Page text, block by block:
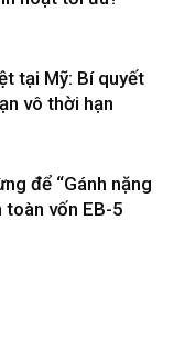
tại Mỹ: Bí quyết
vô thời hạn
để “Gánh nặng
toàn vốn EB-5